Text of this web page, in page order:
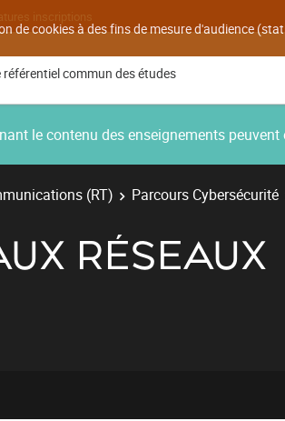
de cookies à des fins de mesure d'audience
inscriptions
référentiel commun des études
le contenu des enseignements peuvent
(RT) Parcours Cybersécurité
RÉSEAUX